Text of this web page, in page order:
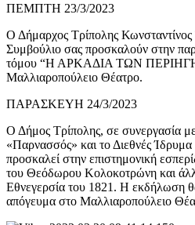
ΠΕΜΠΤΗ 23/3/2023
Ο Δήμαρχος Τρίπολης Κωνσταντίνος
Συμβούλιο σας προσκαλούν στην
τόμου “Η ΑΡΚΑΔΙΑ ΤΩΝ
Μαλλιαροπούλειο Θέατρο.
ΠΑΡΑΣΚΕΥΗ 24/3/2023
Ο Δήμος Τρίπολης, σε συνεργασία
«Παρνασσός» και το Διεθνές
προσκαλεί στην επιστημονική
του Θεόδωρου Κολοκοτρώνη και
Εθνεγερσία του 1821. Η εκδήλωση
απόγευμα στο Μαλλιαροπούλειο